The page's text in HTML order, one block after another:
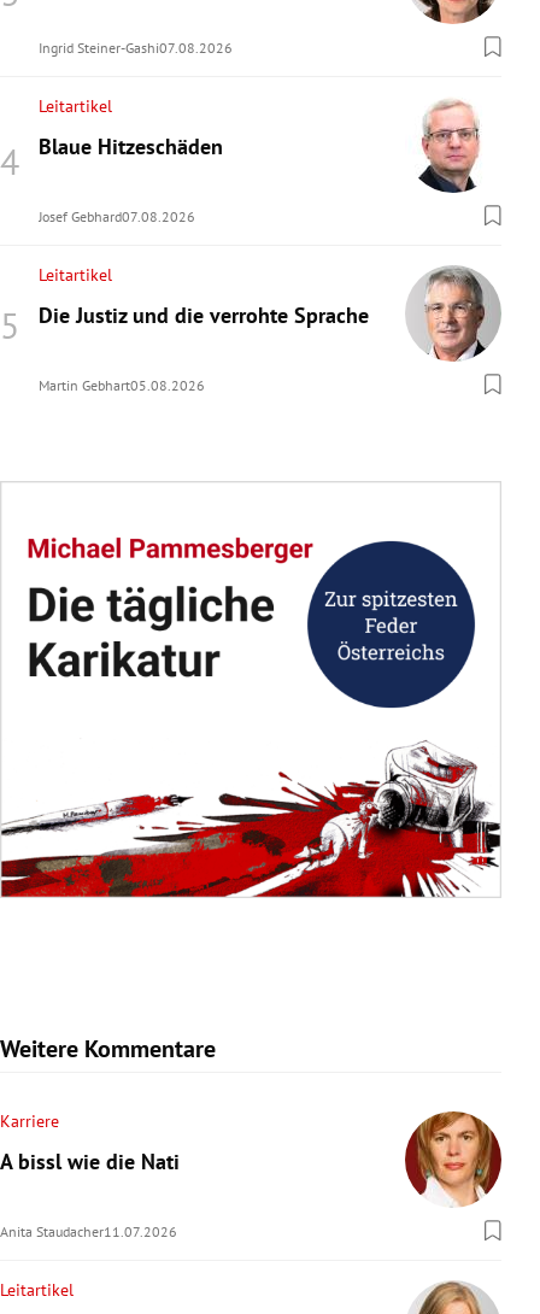
Ingrid Steiner-Gashi07.08.2026
Leitartikel
Blaue Hitzeschäden
Josef Gebhard07.08.2026
Leitartikel
Die Justiz und die verrohte Sprache
Martin Gebhart05.08.2026
Weitere Kommentare
Karriere
A bissl wie die Nati
Anita Staudacher11.07.2026
Leitartikel